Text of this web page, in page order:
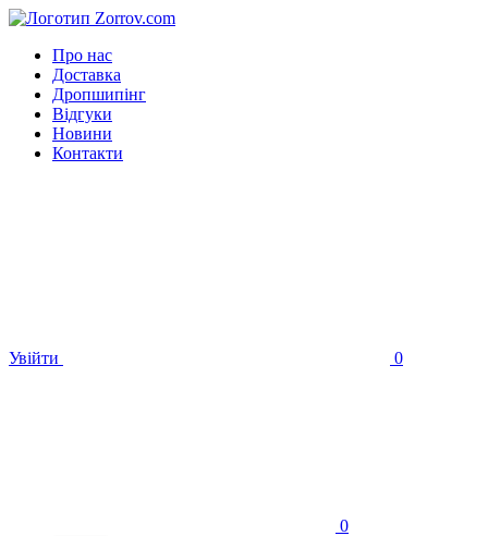
Про нас
Доставка
Дропшипінг
Відгуки
Новини
Контакти
Увійти 0
0